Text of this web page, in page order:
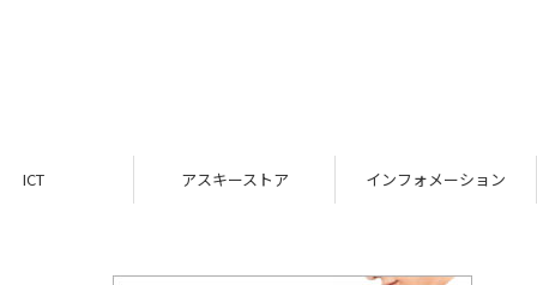
ICT アスキーストア インフォメーション